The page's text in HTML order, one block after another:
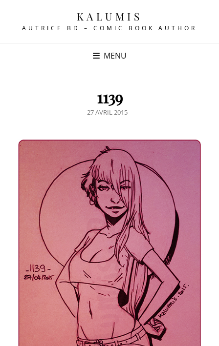
KALUMIS
AUTRICE BD – COMIC BOOK AUTHOR
MENU
1139
POSTED
27 AVRIL 2015